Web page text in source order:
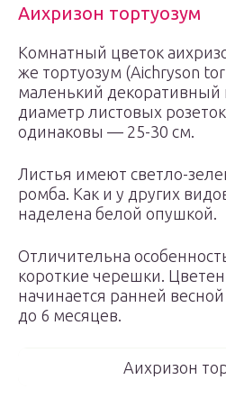
Аихризон тортуозум
Комнатный цветок
же тортуозум (Aichryson
маленький декоративный
диаметр листовых
одинаковы — 25-30 см.
Листья имеют светло-
ромба. Как и у других
наделена белой опушкой.
Отличительна
короткие черешки.
начинается ранней
до 6 месяцев.
Аихризон